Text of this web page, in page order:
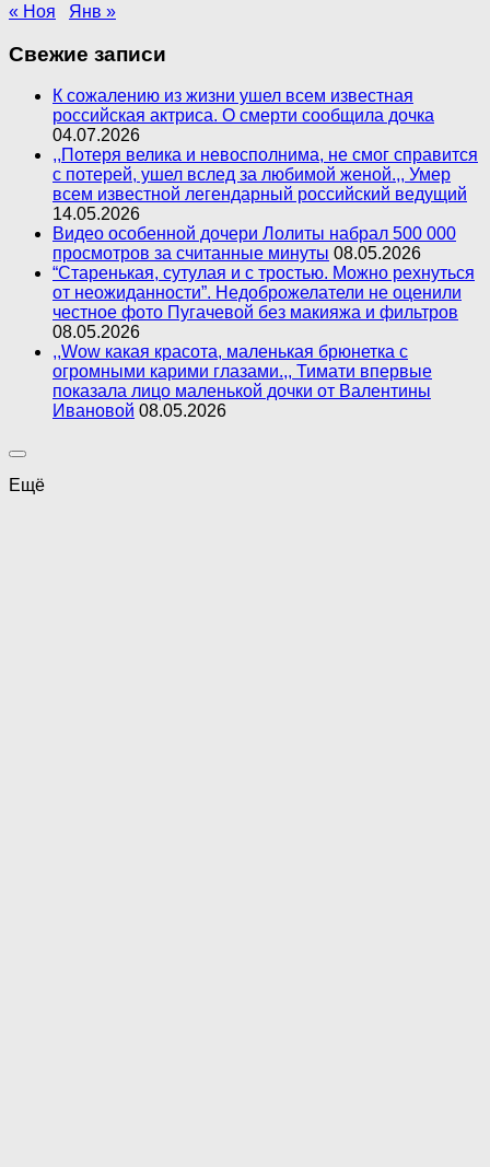
« Ноя
Янв »
Свежие записи
К сожалению из жизни ушел всем известная
российская актриса. О смерти сообщила дочка
04.07.2026
,,Потеря велика и невосполнима, не смог справится
с потерей, ушел вслед за любимой женой.,, Умер
всем известной легендарный российский ведущий
14.05.2026
Видео особенной дочери Лолиты набрал 500 000
просмотров за считанные минуты 08.05.2026
“Старенькая, сутулая и с тростью. Можно рехнуться
от неожиданности”. Недоброжелатели не оценили
честное фото Пугачевой без макияжа и фильтров
08.05.2026
,,Wow какая красота, маленькая брюнетка с
огромными карими глазами.,, Тимати впервые
показала лицо маленькой дочки от Валентины
Ивановой 08.05.2026
Ещё